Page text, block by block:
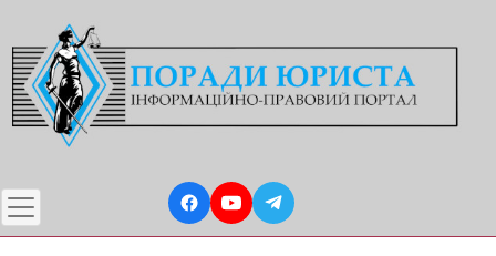
до
основного
вмісту